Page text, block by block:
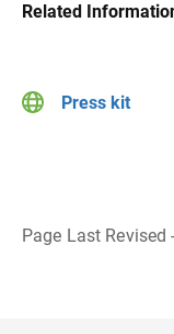
Related
Press kit
Page Last Revised